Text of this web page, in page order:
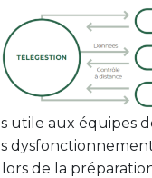
utile aux équipes
de la